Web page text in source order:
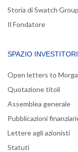
Storia di Swatch Group
Il Fondatore
SPAZIO INVESTITORI
Open letters to
Quotazione titoli
Assemblea generale
Pubblicazioni
Lettere agli azionisti
Statuti